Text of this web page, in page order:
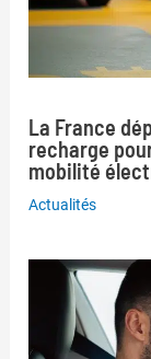
La France
recharge
mobilité
Actualités